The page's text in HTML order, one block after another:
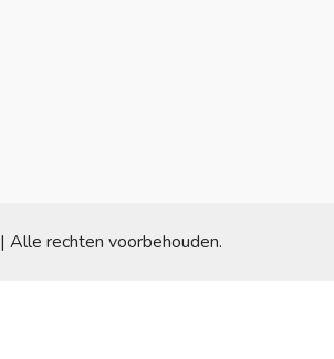
| Alle rechten voorbehouden.